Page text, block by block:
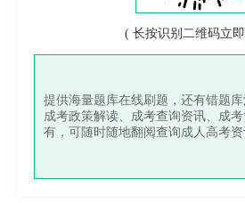
( 长按识别二维码立
提供海量题库在线刷题，还有错题库
成考政策解读、成考查询资讯、成
有，可随时随地翻阅查询成人高考资